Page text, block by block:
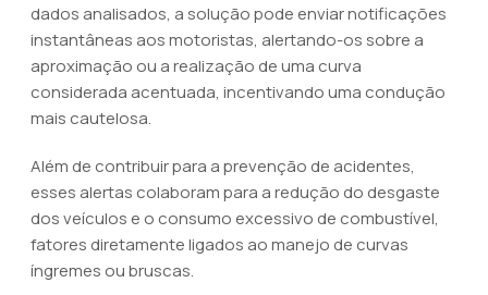
dados analisados, a solução pode enviar notificações
instantâneas aos motoristas, alertando-os sobre a
aproximação ou a realização de uma curva
considerada acentuada, incentivando uma condução
mais cautelosa.
Além de contribuir para a prevenção de acidentes,
esses alertas colaboram para a redução do desgaste
dos veículos e o consumo excessivo de combustível,
fatores diretamente ligados ao manejo de curvas
íngremes ou bruscas.